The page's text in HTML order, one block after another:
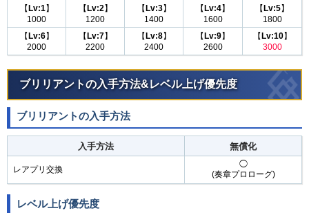
【Lv:1】
1000
【Lv:2】
1200
【Lv:3】
1400
【Lv:4】
1600
【Lv:5】
1800
【Lv:6】
2000
【Lv:7】
2200
【Lv:8】
2400
【Lv:9】
2600
【Lv:10】
3000
ブリリアントの入手方法&レベル上げ優先度
ブリリアントの入手方法
入手方法 無償化
レアプリ交換
◯
(奏章プロローグ)
レベル上げ優先度